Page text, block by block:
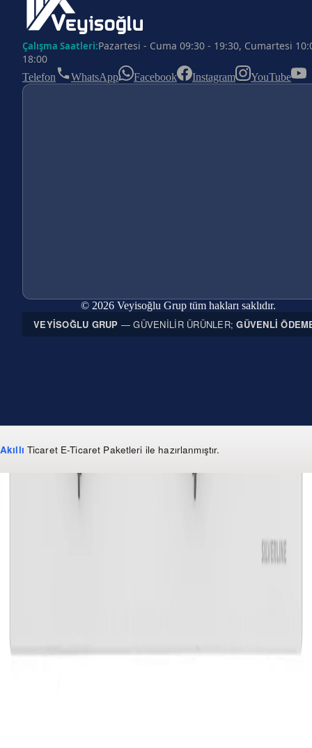
Çalışma Saatleri:Pazartesi - Cuma 09:30 - 19:30, Cumartesi
18:00
Telefon WhatsApp Facebook Instagram YouTube
© 2026 Veyisoğlu Grup tüm hakları saklıdır.
VEYISOĞLU GRUP — GÜVENILIR ÜRÜNLER;GÜVENLI
Akıllı Ticaret E-Ticaret Paketleri ile hazırlanmıştır.